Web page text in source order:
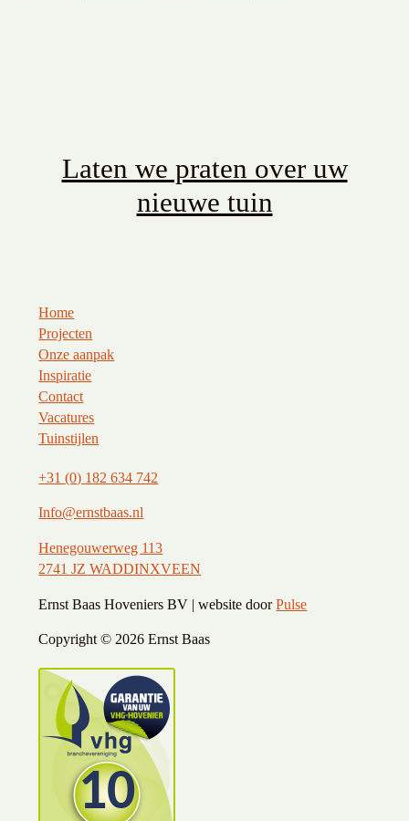
Laten we praten over uw
nieuwe tuin
Home
Projecten
Onze aanpak
Inspiratie
Contact
Vacatures
Tuinstijlen
+31 (0) 182 634 742
Info@ernstbaas.nl
Henegouwerweg 113
2741 JZ WADDINXVEEN
Ernst Baas Hoveniers BV | website doorPulse
Copyright ©2026 Ernst Baas